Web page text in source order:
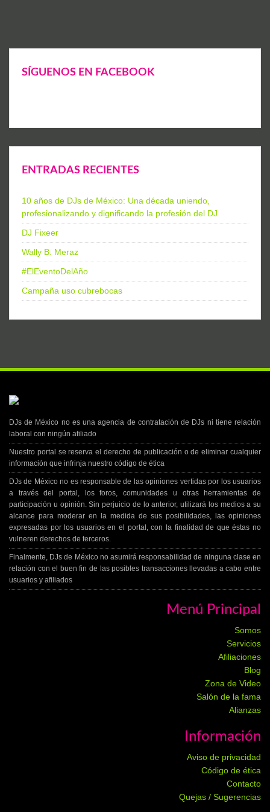
SÍGUENOS EN FACEBOOK
ENTRADAS RECIENTES
10 años de DJs de México: Una década uniendo,
profesionalizando y dignificando la profesión del DJ
DJ Fixeer
Wally B. Meraz
#ElEventoDelAño
Campaña uso cubrebocas
DJs de México no es una agencia de contratación de DJs ni tiene relación
laboral con ningún afiliado
Nuestro portal se reserva el derecho de publicación o de eliminar cualquier
información que infrinja nuestro código de ética
DJs de México no es responsable de las opiniones vertidas por los usuarios
a través del portal, los foros, comunidades u otras herramientas de
participación u opinión. Sin perjuicio de lo anterior, utilizará los medios a su
alcance para moderar en la medida de sus posibilidades, las opiniones
expresadas por los usuarios en el portal, con la finalidad de que éstas no
vulneren derechos de terceros.
Finalmente, DJs de México no asumirá responsabilidad de ninguna clase en
relación con el buen fin de las posibles transacciones llevadas a cabo entre
usuarios y afiliados
Menú Principal
Somos
Servicios
Afiliaciones
Blog
Zona de Video
Salón de la fama
Alianzas
Información
Aviso de privacidad
Código de ética
Contacto
Quejas / Sugerencias